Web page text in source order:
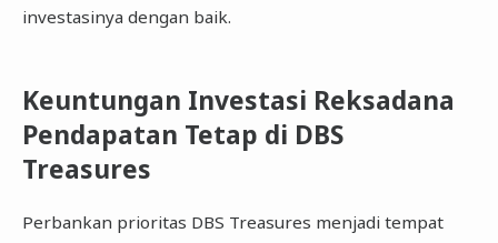
investasinya dengan baik.
Keuntungan Investasi Reksadana
Pendapatan Tetap di DBS
Treasures
Perbankan prioritas DBS Treasures menjadi tempat